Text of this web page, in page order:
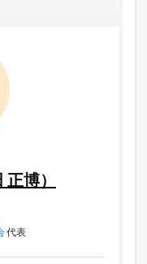
博）
代表